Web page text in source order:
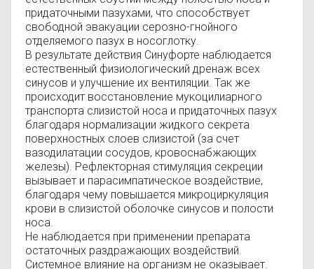
придаточными пазухами, что способствует
свободной эвакуации серозно-гнойного
отделяемого пазух в носоглотку.
В результате действия Синуфорте наблюдается
естественный физиологический дренаж всех
синусов и улучшение их вентиляции. Так же
происходит восстановление мукоцилиарного
транспорта слизистой носа и придаточных пазух
благодаря нормализации жидкого секрета
поверхностных слоев слизистой (за счет
вазодилатации сосудов, кровоснабжающих
железы). Рефлекторная стимуляция секреции
вызывает и парасимпатическое воздействие,
благодаря чему повышается микроциркуляция
крови в слизистой оболочке синусов и полости
носа.
Не наблюдается при применении препарата
остаточных раздражающих воздействий.
Системное влияние на организм не оказывает.